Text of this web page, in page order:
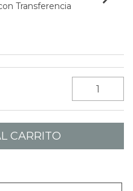
Transferencia